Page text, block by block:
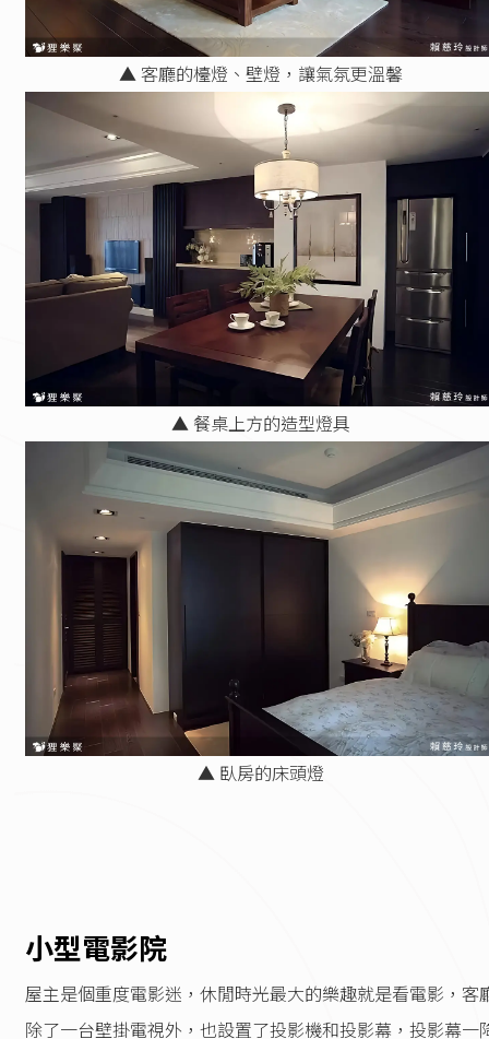
▲ 客廳的檯燈、壁燈，讓氣氛更溫馨
▲ 餐桌上方的造型燈具
▲ 臥房的床頭燈
小型電影院
屋主是個重度電影迷，休閒時光最大的樂趣就是看電影，客
除了一台壁掛電視外，也設置了投影機和投影幕，投影幕一